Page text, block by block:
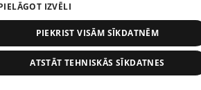
Margarita Kolosova atklāti par
nedrošības sajūtu Latgalē
72. epizode
IZVĒLI
PIEKRIST VISĀM SĪKDATNĒM
ATSTĀT TEHNISKĀS SĪKDATNES